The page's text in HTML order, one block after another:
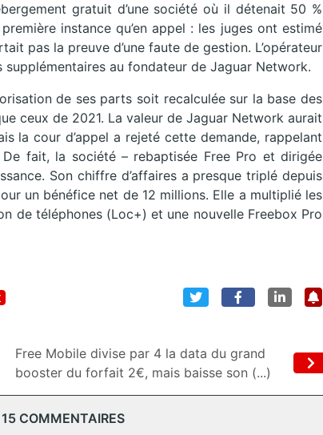
gratuit d’une société où il détenait 50 %
instance qu’en appel : les juges ont estimé
pas la preuve d’une faute de gestion. L’opérateur
au fondateur de Jaguar Network.
de ses parts soit recalculée sur la base des
ceux de 2021. La valeur de Jaguar Network aurait
la cour d’appel a rejeté cette demande, rappelant
fait, la société – rebaptisée Free Pro et dirigée
Son chiffre d’affaires a presque triplé depuis
un bénéfice net de 12 millions. Elle a multiplié les
de téléphones (Loc+) et une nouvelle Freebox Pro
Free Mobile divise par 4 la data du grand
booster du forfait 2€, mais baisse son (...)
COMMENTAIRES